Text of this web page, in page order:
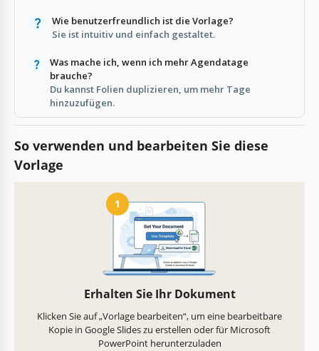
Wie benutzerfreundlich ist die Vorlage?
Sie ist intuitiv und einfach gestaltet.
Was mache ich, wenn ich mehr Agendatage
brauche?
Du kannst Folien duplizieren, um mehr Tage
hinzuzufügen.
So verwenden und bearbeiten Sie diese
Vorlage
1
Erhalten Sie Ihr Dokument
Klicken Sie auf „Vorlage bearbeiten“, um eine bearbeitbare
Kopie in Google Slides zu erstellen oder für Microsoft
PowerPoint herunterzuladen